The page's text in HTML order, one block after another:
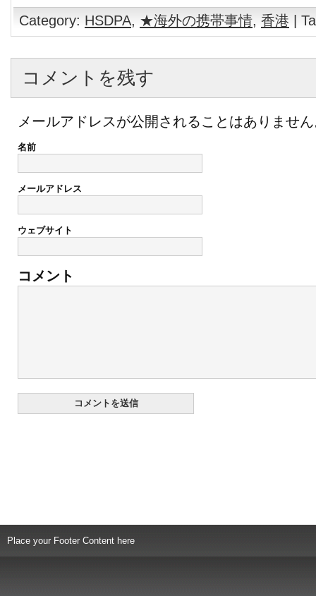
Category: HSDPA, ★海外の携帯事情, 香港 |
コメントを残す
メールアドレスが公開されることはありませ
名前
メールアドレス
ウェブサイト
コメント
Place your Footer Content here